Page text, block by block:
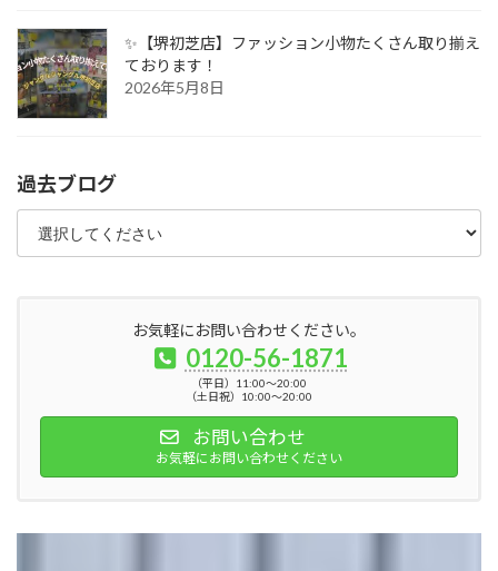
✨【堺初芝店】ファッション小物たくさん取り揃え
ております！
2026年5月8日
過去ブログ
お気軽にお問い合わせください。
0120-56-1871
（平日）11:00～20:00
（土日祝）10:00～20:00
お問い合わせ
お気軽にお問い合わせください